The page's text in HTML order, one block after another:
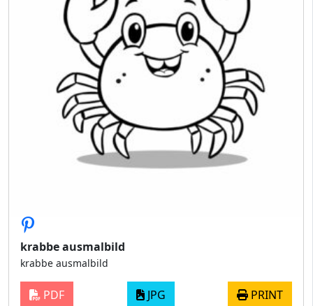
krabbe ausmalbild
krabbe ausmalbild
PDF JPG PRINT